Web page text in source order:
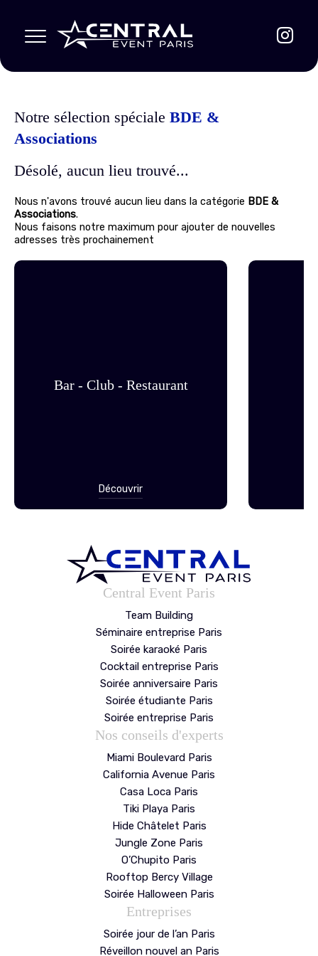
Notre sélection spéciale BDE &
Associations
Désolé, aucun lieu trouvé...
Nous n'avons trouvé aucun lieu dans la catégorie BDE &
Associations.
Nous faisons notre maximum pour ajouter de nouvelles
adresses très prochainement
Bar - Club - Restaurant
Découvrir
Central Event Paris
Team Building
Séminaire entreprise Paris
Soirée karaoké Paris
Cocktail entreprise Paris
Soirée anniversaire Paris
Soirée étudiante Paris
Soirée entreprise Paris
Nos conseils d'experts
Miami Boulevard Paris
California Avenue Paris
Casa Loca Paris
Tiki Playa Paris
Hide Châtelet Paris
Jungle Zone Paris
O’Chupito Paris
Rooftop Bercy Village
Soirée Halloween Paris
Entreprises
Soirée jour de l’an Paris
Réveillon nouvel an Paris